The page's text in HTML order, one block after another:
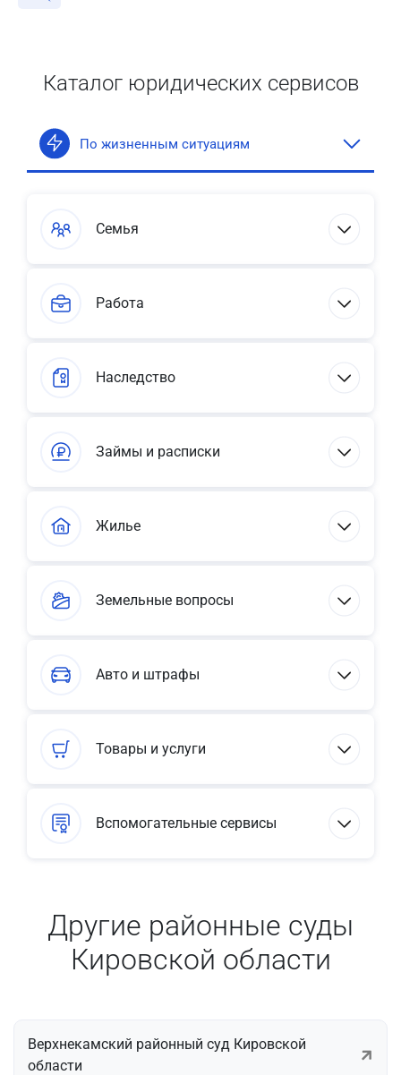
Каталог юридических сервисов
По жизненным ситуациям
Семья
Работа
Наследство
Займы и расписки
Жилье
Земельные вопросы
Авто и штрафы
Товары и услуги
Вспомогательные сервисы
Другие районные суды
Кировской области
Верхнекамский районный суд Кировской
области